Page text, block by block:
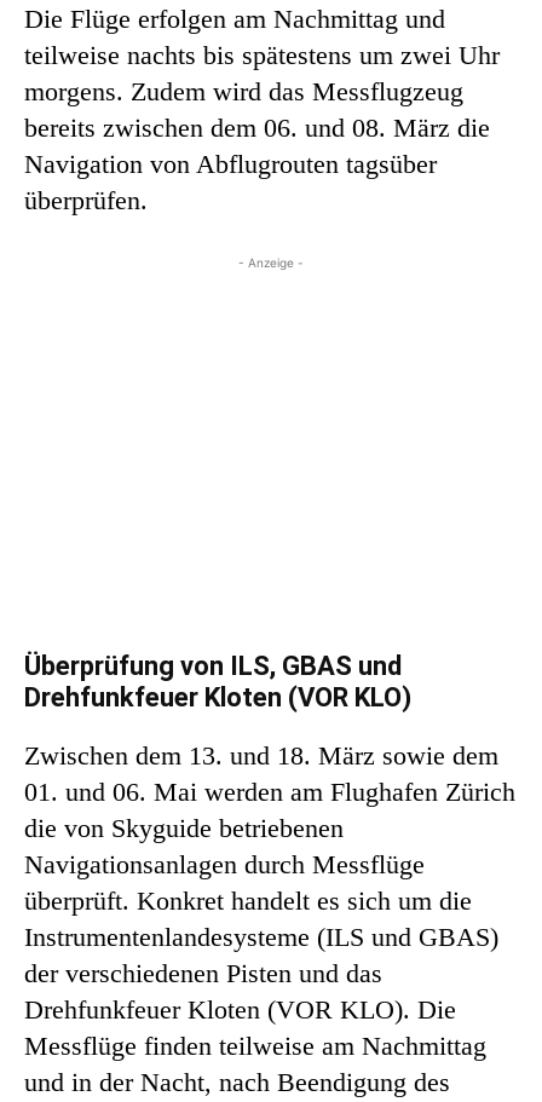
Die Flüge erfolgen am Nachmittag und
teilweise nachts bis spätestens um zwei Uhr
morgens. Zudem wird das Messflugzeug
bereits zwischen dem 06. und 08. März die
Navigation von Abflugrouten tagsüber
überprüfen.
- Anzeige -
Überprüfung von ILS, GBAS und
Drehfunkfeuer Kloten (VOR KLO)
Zwischen dem 13. und 18. März sowie dem
01. und 06. Mai werden am Flughafen Zürich
die von Skyguide betriebenen
Navigationsanlagen durch Messflüge
überprüft. Konkret handelt es sich um die
Instrumentenlandesysteme (ILS und GBAS)
der verschiedenen Pisten und das
Drehfunkfeuer Kloten (VOR KLO). Die
Messflüge finden teilweise am Nachmittag
und in der Nacht, nach Beendigung des